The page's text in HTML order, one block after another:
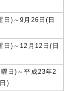
日)～9月26日(日
日)～12月12日(日
日)～平成23年2
)